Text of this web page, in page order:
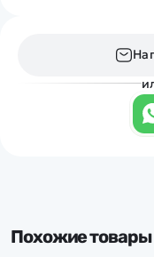
Похожие товары